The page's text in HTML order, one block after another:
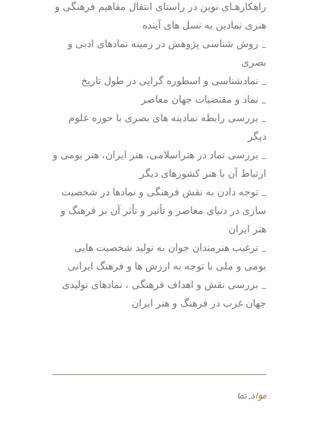
راهکارهـای نوین در راستای انتقال مفاهیم فرهنگی و
هنری نمادين به نسل های آينده
_ روش شناسی پژوهش در زمينه نمادهای ادبی و
بصری
_ نمادشناسی و اسطوره گرايی در طول تاريخ
_ نماد و مقتضیات جهان معاصر
_ بررسی رابطه نمادينه های بصری با حوزه علوم
ديگر
_ بررسی نماد در هنراسلامی، هنر ايران، هنر بومی و
ارتباط آن با هنر كشورهای ديگر
_ توجه دادن به نقش فرهنگی و نمادها در شخصیت
سازی در دنیای معاصر و تأثیر و تأثر آن بر فرهنگ و
هنر ایران
_ ترغیب هنرمندان جوان به تولید شخصیت هایی
بومی و ملی با توجه به ارزش ها و فرهنگ ایرانی
_ بررسی نقش و اهداف فرهنگی ، نمادهای تولیدی
جهان غرب در فرهنگ و هنر ایران
مواد,نما